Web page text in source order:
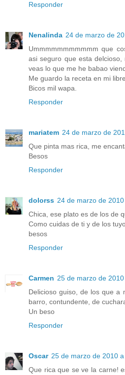
Responder
Nenalinda 24 de marzo de
Ummmmmmmmmmm que
asi seguro que esta
veas lo que me he babao
Me guardo la receta en mi
Bicos mil wapa.
Responder
mariatem 24 de marzo de
Que pinta mas rica, me
Besos
Responder
dolorss 24 de marzo de
Chica, ese plato es de los de
Como cuidas de ti y de los
besos
Responder
Carmen 25 de marzo de
Delicioso guiso, de los que a
barro, contundente, de
Un beso
Responder
Oscar 25 de marzo de 2010
Que rica que se ve la carne!